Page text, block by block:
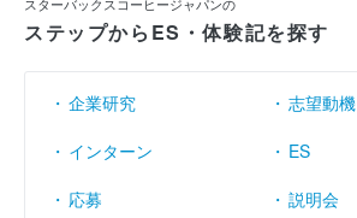
スターバックスコーヒージャパンの
ステップからES・体験記を探す
企業研究
志望動機
インターン
ES
応募
説明会